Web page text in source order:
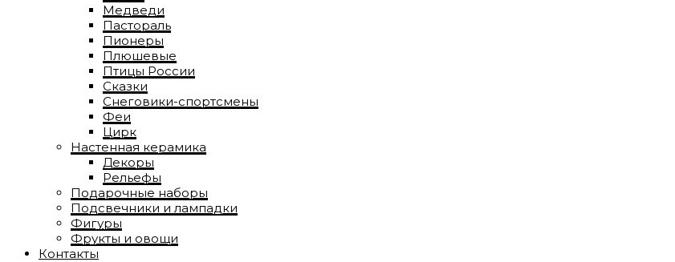
Медведи
Пастораль
Пионеры
Плюшевые
Птицы России
Сказки
Снеговики-спортсмены
Феи
Цирк
Настенная керамика
Декоры
Рельефы
Подарочные наборы
Подсвечники и лампадки
Фигуры
Фрукты и овощи
Контакты